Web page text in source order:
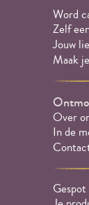
Word
Zelf
Jouw
Maak
Over
In de